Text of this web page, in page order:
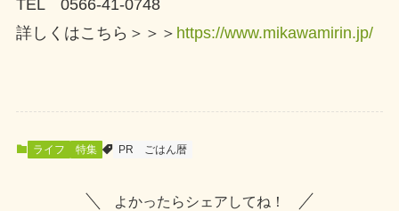
TEL 0566-41-0748
詳しくはこちら＞＞＞ https://www.mikawamirin.jp/
ライフ 特集 PR ごはん暦
よかったらシェアしてね！